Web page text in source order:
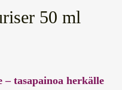
50 ml
– tasapainoa herkälle